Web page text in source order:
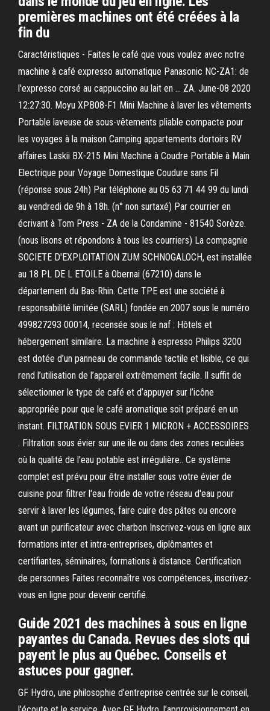
premières machines ont été créées à la
fin du
Caractéristiques - Faites le café que vous voulez avec notre
machine à café expresso automatique Panasonic NC-ZA1: de
l'expresso corsé au cappuccino au lait en … ZA. June-08 2020
12:27:30. Moyu XPB08-F1 Mini Machine à laver les vêtements
Portable laveuse de sous-vêtements pliable compacte pour
les voyages à la maison Camping appartements dortoirs RV
affaires Laskii BX-215 Mini Machine à Coudre Portable à Main
Electrique pour Voyage Domestique Coudure sans Fil
(réponse sous 24h) Par téléphone au 05 63 71 44 99 du lundi
au vendredi de 9h à 18h. (n° non surtaxé) Par courrier en
écrivant à Tom Press - ZA de la Condamine - 81540 Sorèze.
(nous lisons et répondons à tous les courriers) La compagnie
SOCIETE D'EXPLOITATION ZUM SCHNOGALOCH, est installée
au 18 PL DE L ETOILE à Obernai (67210) dans le
département du Bas-Rhin. Cette TPE est une société à
responsabilité limitée (SARL) fondée en 2007 sous le numéro
499827293 00014, recensée sous le naf : Hôtels et
hébergement similaire. La machine à espresso Philips 3200
est dotée d’un panneau de commande tactile et lisible, ce qui
rend l’utilisation de l’appareil extrêmement facile. Il suffit de
sélectionner le type de café et d’appuyer sur l’icône
appropriée pour que le café aromatique soit préparé en un
instant. FILTRATION SOUS EVIER 1 MICRON + ACCESSOIRES
. Filtration sous évier sur une ile ou dans des zones reculées
où la qualité de l'eau potable est irrégulière.. Ce système
complet est prévu pour être installer sous votre évier de
cuisine pour filtrer l'eau froide de votre réseau d'eau pour
servir à laver les légumes, faire cuire des pâtes ou encore
avant un purificateur avec charbon Inscrivez-vous en ligne aux
formations inter et intra-entreprises, diplômantes et
certifiantes, séminaires, formations à distance. Certification
de personnes Faites reconnaître vos compétences, inscrivez-
vous en ligne pour devenir certifié.
Guide 2021 des machines à sous en ligne
payantes du Canada. Revues des slots qui
payent le plus au Québec. Conseils et
astuces pour gagner.
GF Hydro, une philosophie d’entreprise centrée sur le conseil,